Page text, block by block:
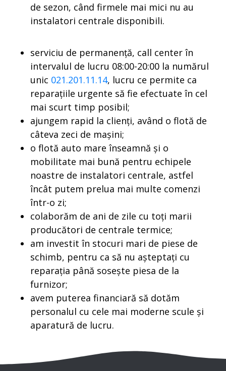
de sezon, când firmele mai mici nu au
instalatori centrale disponibili.
serviciu de permanență, call center în
intervalul de lucru 08:00-20:00 la numărul
unic 021.201.11.14, lucru ce permite ca
reparațiile urgente să fie efectuate în cel
mai scurt timp posibil;
ajungem rapid la clienți, având o flotă de
câteva zeci de mașini;
o flotă auto mare înseamnă și o
mobilitate mai bună pentru echipele
noastre de instalatori centrale, astfel
încât putem prelua mai multe comenzi
într-o zi;
colaborăm de ani de zile cu toți marii
producători de centrale termice;
am investit în stocuri mari de piese de
schimb, pentru ca să nu așteptați cu
reparația până sosește piesa de la
furnizor;
avem puterea financiară să dotăm
personalul cu cele mai moderne scule și
aparatură de lucru.